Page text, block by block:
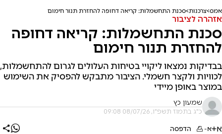
אמס צרכנות סכנת התחשמלות: קריאה דחופה להחזרת תנור חימום
אזהרה לציבור
סכנת התחשמלות: קריאה דחופה
להחזרת תנור חימום
בבדיקות נמצאו ליקויי בטיחות העלולים לגרום להתחשמלות,
לכוויות ולקצר חשמלי. הציבור מתבקש להפסיק את השימוש
במוצר באופן מיידי
שמעון כץ
כ"ג בתמוז תשפ"ו, 08/07/26 09:08
א+א- הדפסה